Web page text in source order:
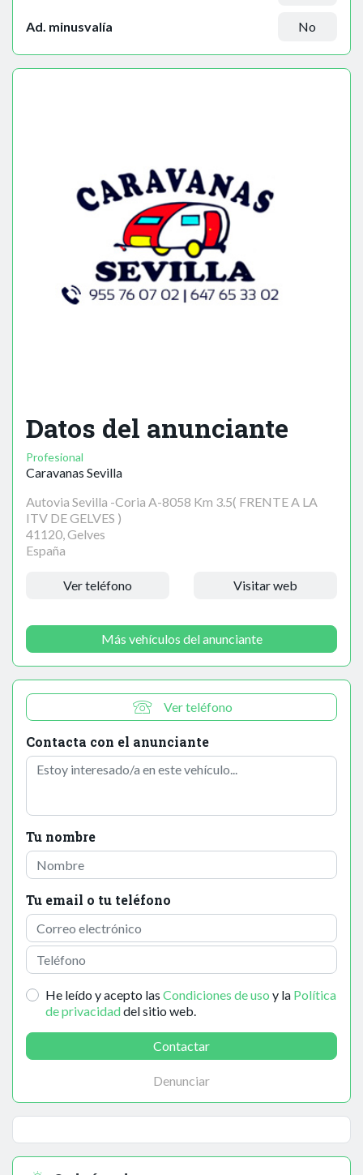
Ad. minusvalía No
Datos del anunciante
Profesional
Caravanas Sevilla
Autovia Sevilla -Coria A-8058 Km 3.5( FRENTE A LA
ITV DE GELVES )
41120, Gelves
España
Ver teléfono Visitar web
Más vehículos del anunciante
Ver teléfono
Contacta con el anunciante
Tu nombre
Tu email o tu teléfono
He leído y acepto las Condiciones de uso y la Política
de privacidaddel sitio web.
Contactar
Denunciar